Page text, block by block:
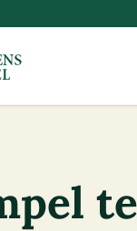
category
te